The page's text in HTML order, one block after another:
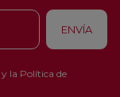
y la Política de